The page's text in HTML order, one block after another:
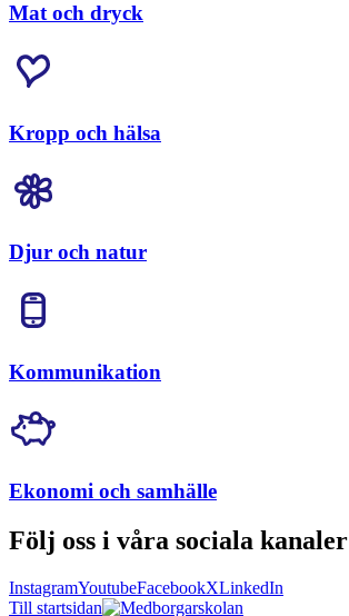
Mat och dryck
Kropp och hälsa
Djur och natur
Kommunikation
Ekonomi och samhälle
Följ oss i våra sociala kanaler
InstagramYoutubeFacebookXLinkedIn
Till startsidan